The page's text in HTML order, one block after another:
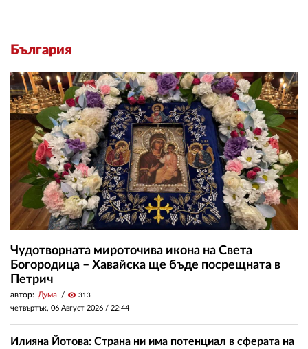
България
Чудотворната мироточива икона на Света
Богородица – Хавайска ще бъде посрещната в
Петрич
автор: Дума visibility 313
четвъртък, 06 Август 2026 / 22:44
Илияна Йотова: Страна ни има потенциал в сферата на